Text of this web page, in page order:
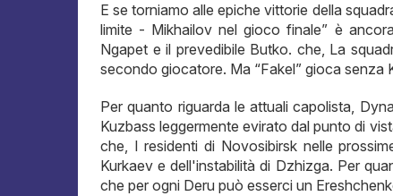
E se torniamo alle epiche vittorie della
limite - Mikhailov nel gioco finale” è
Ngapet e il prevedibile Butko. che, La
secondo giocatore. Ma “Fakel” gioca senza
Per quanto riguarda le attuali capolista,
Kuzbass leggermente evirato dal punto di
che, I residenti di Novosibirsk nelle
Kurkaev e dell'instabilità di Dzhizga. Per
che per ogni Deru può esserci un